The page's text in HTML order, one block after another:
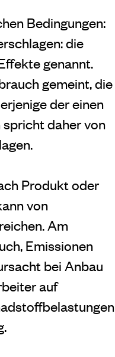
Bedingungen:
die
genannt.
gemeint, die
der einen
daher von
Produkt oder
von
Am
Emissionen
bei Anbau
auf